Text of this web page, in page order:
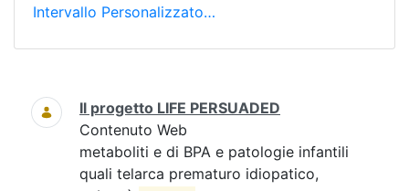
Intervallo Personalizzato…
Ricerca
Il progetto LIFE PERSUADED
Contenuto Web
metaboliti e di BPA e patologie infantili
quali telarca prematuro idiopatico,